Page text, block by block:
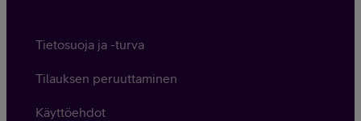
Tietosuoja ja -turva
Tilauksen peruuttaminen
Käyttöehdot